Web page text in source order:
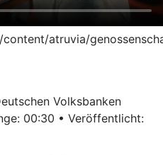
atruvia/
Volksbanken
00:30 • Veröffentlicht: